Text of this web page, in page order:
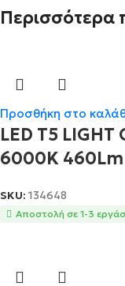
Περισσότερα
Προσθήκη στο
LED T5
6000K 460Lm
SKU: 134648
Αποστολή σε 1-3